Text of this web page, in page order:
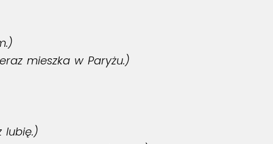
mieszka w Paryżu.)
lubię.)